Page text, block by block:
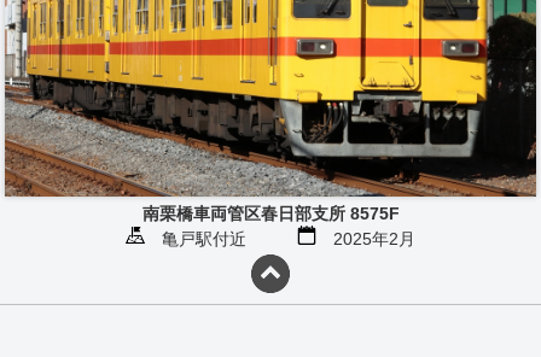
南栗橋車両管区春日部支所 8575F
亀戸駅付近
2025年2月